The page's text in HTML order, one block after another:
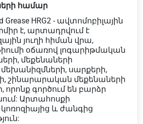
համար
Grease HRG2 - ավտոմոբիլային
է, արտադրվում է
յուղի հիման վրա,
օճառով լոգարիթմական
մեքենաների
սարքերի,
շինարարական մեքենաների
որոնք գործում են բարձր
Արտահոսքի
կոռոզիայից և ժանգից